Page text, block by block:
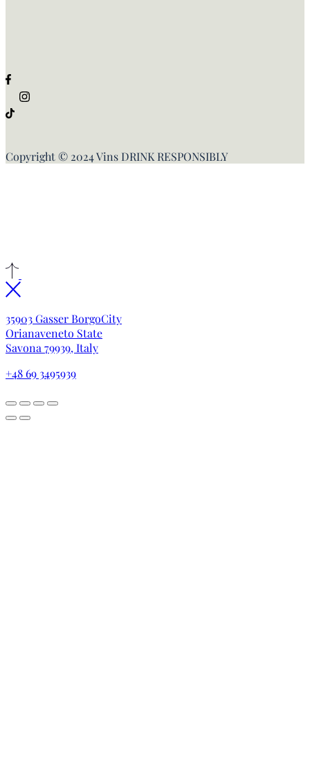
Copyright © 2024 Vins DRINK RESPONSIBLY
35903 Gasser BorgoCity
Orianaveneto State
Savona 79939, Italy
+48 69 3495939